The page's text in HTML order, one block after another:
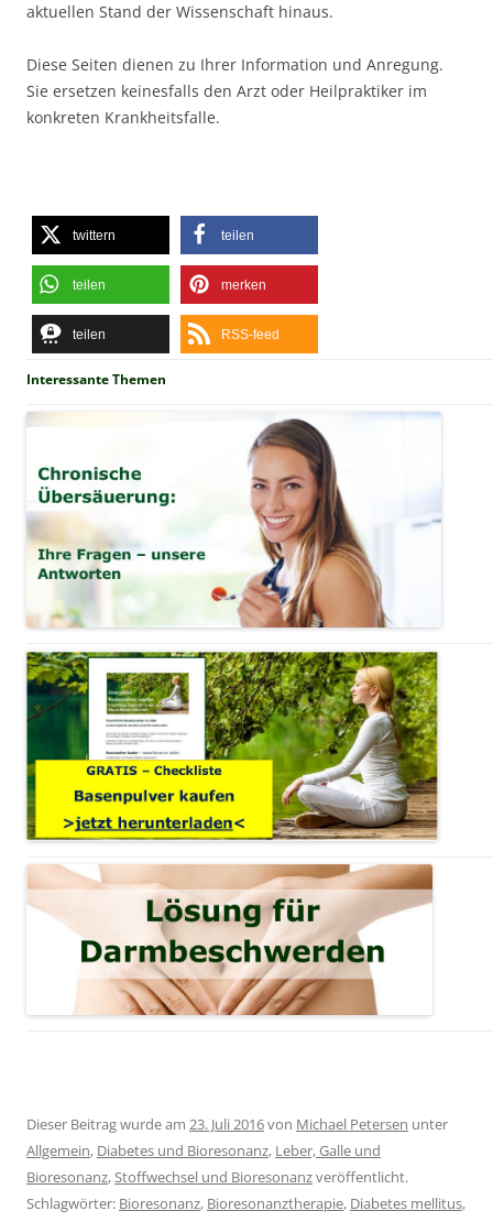
aktuellen Stand der Wissenschaft hinaus.
Diese Seiten dienen zu Ihrer Information und Anregung.
Sie ersetzen keinesfalls den Arzt oder Heilpraktiker im
konkreten Krankheitsfalle.
twittern teilen
teilen merken
teilen RSS-feed
Interessante Themen
Dieser Beitrag wurde am 23. Juli 2016von Michael Petersen unter
Allgemein, Diabetes und Bioresonanz, Leber, Galle und
Bioresonanz,Stoffwechsel und Bioresonanzveröffentlicht.
Schlagwörter: Bioresonanz, Bioresonanztherapie, Diabetes mellitus,